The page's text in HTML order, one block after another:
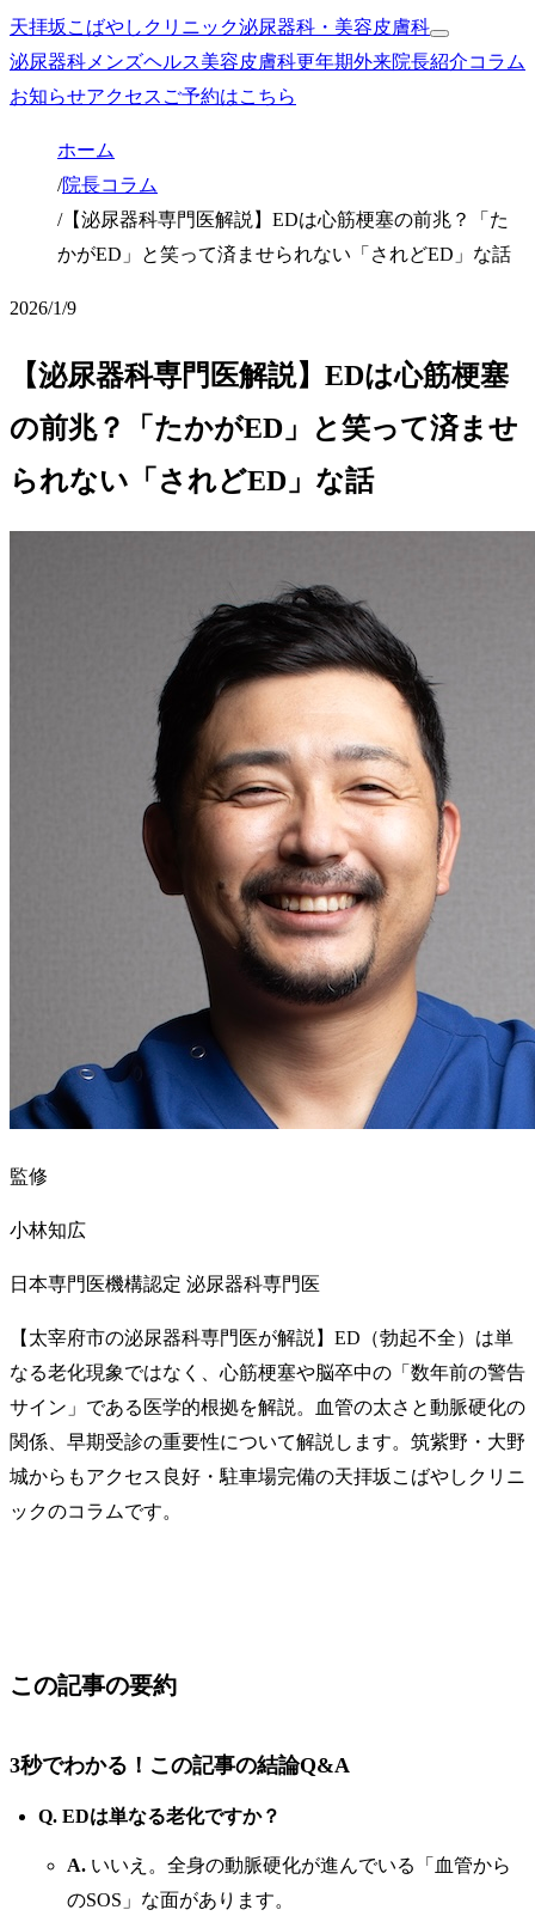
天拝坂こばやしクリニック泌尿器科・美容皮膚科
泌尿器科 メンズヘルス美容皮膚科更年期外来院長紹介コラム
お知らせアクセス ご予約はこちら
ホーム
/院長コラム
/【泌尿器科専門医解説】EDは心筋梗塞の前兆？「た
かがED」と笑って済ませられない「されどED」な話
2026/1/9
【泌尿器科専門医解説】EDは心筋梗塞
の前兆？「たかがED」と笑って済ませ
られない「されどED」な話
監修
小林知広
日本専門医機構認定 泌尿器科専門医
【太宰府市の泌尿器科専門医が解説】ED（勃起不全）は単
なる老化現象ではなく、心筋梗塞や脳卒中の「数年前の警告
サイン」である医学的根拠を解説。血管の太さと動脈硬化の
関係、早期受診の重要性について解説します。筑紫野・大野
城からもアクセス良好・駐車場完備の天拝坂こばやしクリニ
ックのコラムです。
この記事の要約
3秒でわかる！この記事の結論Q&A
Q. EDは単なる老化ですか？
A. いいえ。全身の動脈硬化が進んでいる「血管から
のSOS」な面があります。